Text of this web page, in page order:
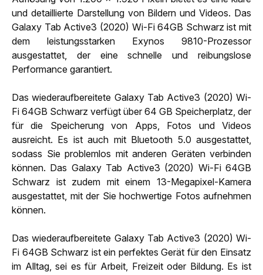
und detaillierte Darstellung von Bildern und Videos. Das
Galaxy Tab Active3 (2020) Wi-Fi 64GB Schwarz ist mit
dem leistungsstarken Exynos 9810-Prozessor
ausgestattet, der eine schnelle und reibungslose
Performance garantiert.
Das wiederaufbereitete Galaxy Tab Active3 (2020) Wi-
Fi 64GB Schwarz verfügt über 64 GB Speicherplatz, der
für die Speicherung von Apps, Fotos und Videos
ausreicht. Es ist auch mit Bluetooth 5.0 ausgestattet,
sodass Sie problemlos mit anderen Geräten verbinden
können. Das Galaxy Tab Active3 (2020) Wi-Fi 64GB
Schwarz ist zudem mit einem 13-Megapixel-Kamera
ausgestattet, mit der Sie hochwertige Fotos aufnehmen
können.
Das wiederaufbereitete Galaxy Tab Active3 (2020) Wi-
Fi 64GB Schwarz ist ein perfektes Gerät für den Einsatz
im Alltag, sei es für Arbeit, Freizeit oder Bildung. Es ist